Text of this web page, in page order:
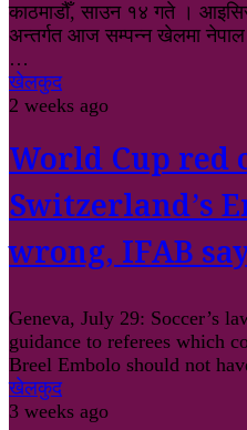
काठमाडौँ, साउन १४ गते ।
अन्तर्गत आज सम्पन्न खेलमा
…
खेलकुद
2 weeks ago
World Cup red
Switzerland’s
wrong, IFAB
Geneva, July 29: Soccer’s
guidance to referees which
Breel Embolo should not
खेलकुद
3 weeks ago